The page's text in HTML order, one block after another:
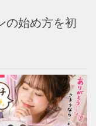
の始め方を初